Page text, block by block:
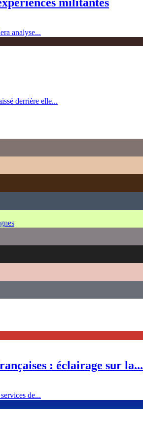
analyse...
derrière elle...
: éclairage sur la...
de...